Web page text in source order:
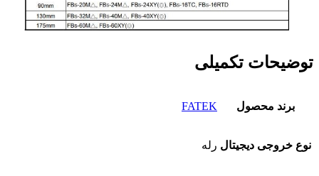
تکمیلی
محصول FATEK
دیجیتال رله